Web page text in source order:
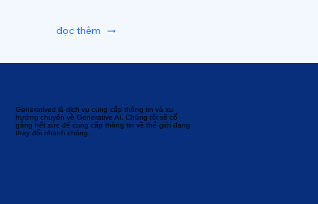
Generatived là dịch vụ cung cấp thông tin và xu
hướng chuyên về Generative AI. Chúng tôi sẽ cố
gắng hết sức để cung cấp thông tin về thế giới đang
thay đổi nhanh chóng.
đọc thêm